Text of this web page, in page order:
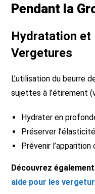
Pendant la
Hydratation et
Vergetures
L’utilisation du beurre
sujettes à l’étirement
Hydrater en
Préserver
Prévenir
Découvrez également
aide pour les